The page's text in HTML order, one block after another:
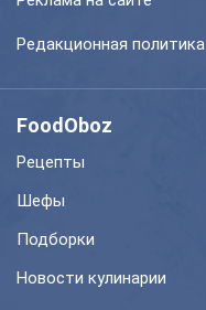
Редакционная политика
FoodOboz
Рецепты
Шефы
Подборки
Новости кулинарии